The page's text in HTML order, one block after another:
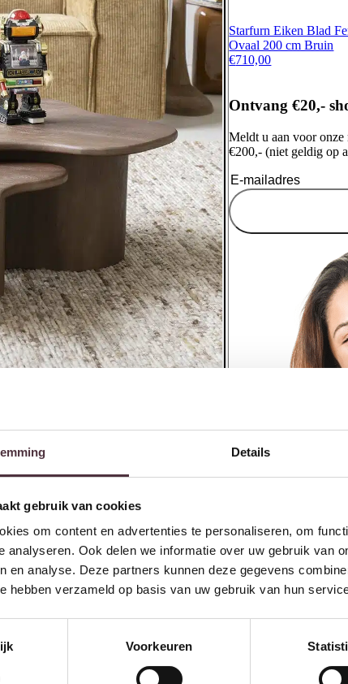
Details
gebruik van cookies
om content en advertenties te personaliseren, om
analyseren. Ook delen we informatie over uw gebruik van
en analyse. Deze partners kunnen deze gegevens
hebben verzameld op basis van uw gebruik van hun
Voorkeuren
Starfurn Eiken Blad
Ovaal 200 cm Bruin
€710,00
Ontvang €20,-
Meldt u aan voor
€200,- (niet geldig op